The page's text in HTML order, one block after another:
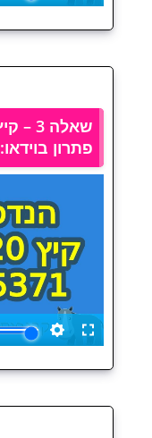
פתרון בוידאו: